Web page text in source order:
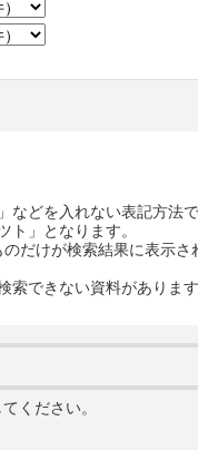
どを入れない表記方法で
」となります。
だけが検索結果に表示さ
できない資料があります
ください。